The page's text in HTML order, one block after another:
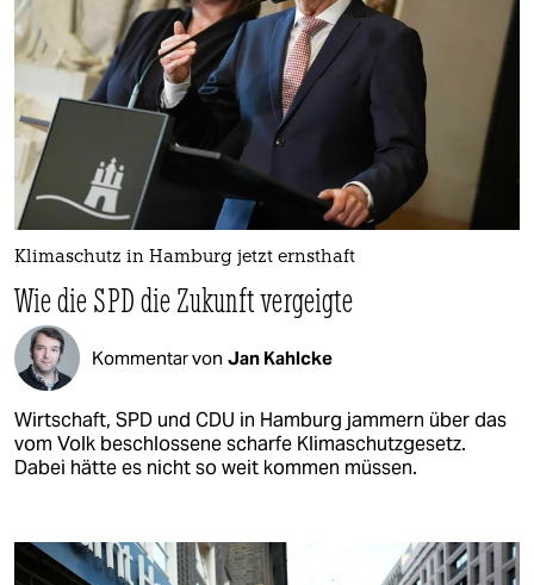
Klimaschutz in Hamburg jetzt ernsthaft
Wie die SPD die Zukunft vergeigte
Kommentar von Jan Kahlcke
Wirtschaft, SPD und CDU in Hamburg jammern über das
vom Volk beschlossene scharfe Klimaschutzgesetz.
Dabei hätte es nicht so weit kommen müssen.